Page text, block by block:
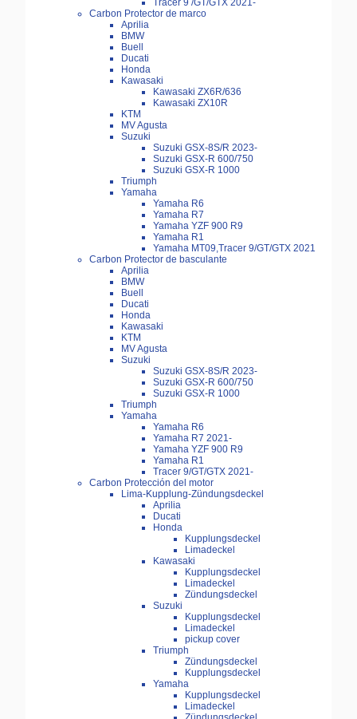
Tracer 9 /GT/GTX 2021-
Carbon Protector de marco
Aprilia
BMW
Buell
Ducati
Honda
Kawasaki
Kawasaki ZX6R/636
Kawasaki ZX10R
KTM
MV Agusta
Suzuki
Suzuki GSX-8S/R 2023-
Suzuki GSX-R 600/750
Suzuki GSX-R 1000
Triumph
Yamaha
Yamaha R6
Yamaha R7
Yamaha YZF 900 R9
Yamaha R1
Yamaha MT09,Tracer 9/GT/GTX 2021
Carbon Protector de basculante
Aprilia
BMW
Buell
Ducati
Honda
Kawasaki
KTM
MV Agusta
Suzuki
Suzuki GSX-8S/R 2023-
Suzuki GSX-R 600/750
Suzuki GSX-R 1000
Triumph
Yamaha
Yamaha R6
Yamaha R7 2021-
Yamaha YZF 900 R9
Yamaha R1
Tracer 9/GT/GTX 2021-
Carbon Protección del motor
Lima-Kupplung-Zündungsdeckel
Aprilia
Ducati
Honda
Kupplungsdeckel
Limadeckel
Kawasaki
Kupplungsdeckel
Limadeckel
Zündungsdeckel
Suzuki
Kupplungsdeckel
Limadeckel
pickup cover
Triumph
Zündungsdeckel
Kupplungsdeckel
Yamaha
Kupplungsdeckel
Limadeckel